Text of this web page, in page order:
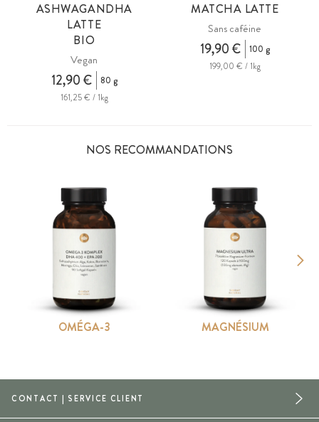
ASHWAGANDHA
LATTE
BIO
Vegan
12,90 €
80 g
161,25 € / 1kg
MATCHA LATTE
Sans caféine
19,90 €
100 g
199,00 € / 1kg
NOS RECOMMANDATIONS
OMÉGA-3 MAGNÉSIUM
CONTACT | SERVICE CLIENT